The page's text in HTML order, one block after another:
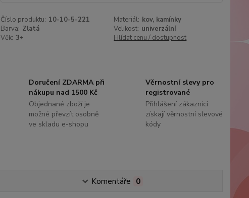
Číslo produktu: 10-10-5-221 Materiál: kov, kamínky
Barva: Zlatá Velikost: univerzální
Věk: 3+ Hlídat cenu / dostupnost
Doručení ZDARMA při
nákupu nad 1500 Kč
Objednané zboží je
možné převzít osobně
ve skladu e-shopu
Věrnostní slevy pro
registrované
Přihlášení zákazníci
získají věrnostní slevové
kódy
Komentáře 0